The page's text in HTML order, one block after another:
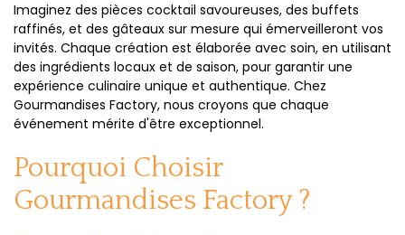
Imaginez des pièces cocktail savoureuses, des buffets
raffinés, et des gâteaux sur mesure qui émerveilleront vos
invités. Chaque création est élaborée avec soin, en utilisant
des ingrédients locaux et de saison, pour garantir une
expérience culinaire unique et authentique. Chez
Gourmandises Factory, nous croyons que chaque
événement mérite d'être exceptionnel.
Pourquoi Choisir
Gourmandises Factory ?